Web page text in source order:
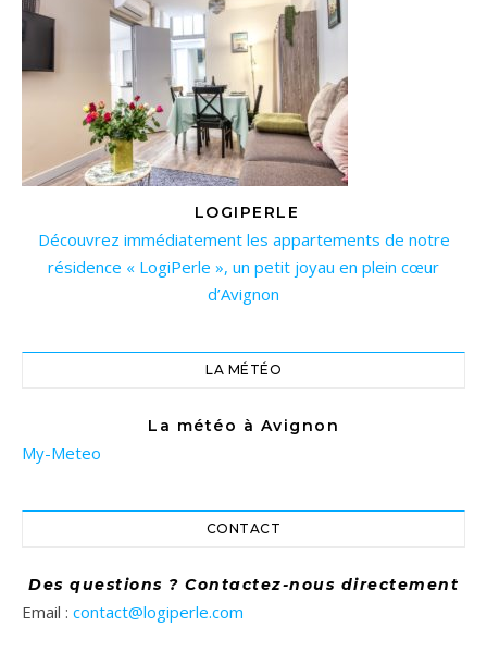
LOGIPERLE
Découvrez immédiatement les appartements de notre
résidence « LogiPerle », un petit joyau en plein cœur
d’Avignon
LA MÉTÉO
La météo à Avignon
My-Meteo
CONTACT
Des questions ? Contactez-nous directement
Email : contact@logiperle.com